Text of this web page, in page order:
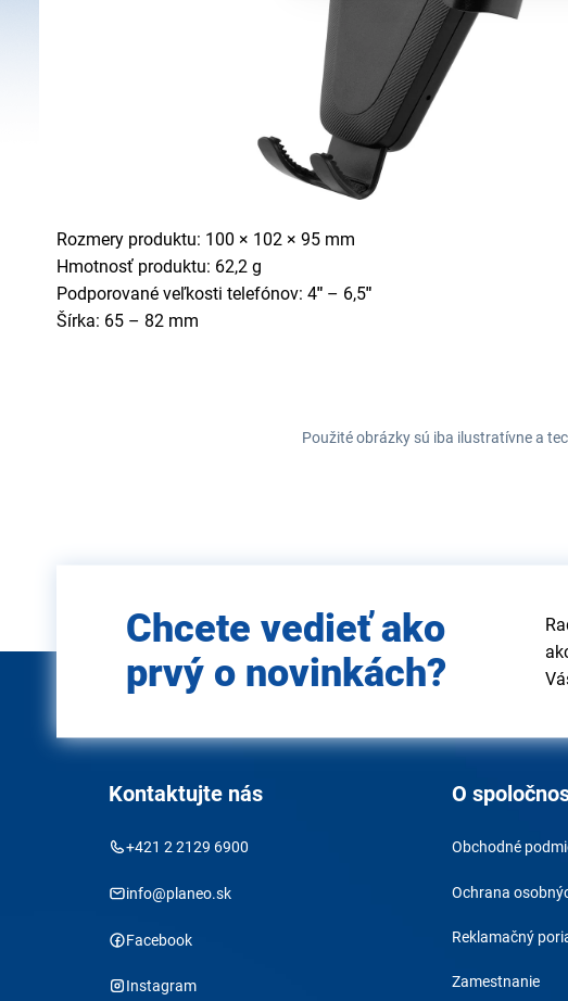
Rozmery produktu: 100 × 102 × 95 mm
Hmotnosť produktu: 62,2 g
Podporované veľkosti telefónov: 4" – 6,5"
Šírka: 65 – 82 mm
Použité obrázky sú iba ilustratívne a
e-mail
Chcete vedieť ako
prvý o novinkách?
Kontaktujte nás
+421 2 2129 6900
info@planeo.sk
Facebook
Instagram
O
Obchodné
Ochrana
Reklamačný
Zamestnanie